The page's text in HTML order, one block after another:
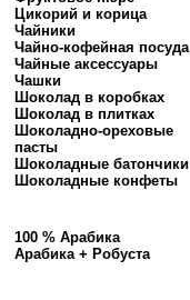
Цикорий и корица
Чайники
Чайно-кофейная посуда
Чайные аксессуары
Чашки
Шоколад в коробках
Шоколад в плитках
Шоколадно-ореховые
пасты
Шоколадные батончики
Шоколадные конфеты
100 % Арабика
Арабика + Робуста